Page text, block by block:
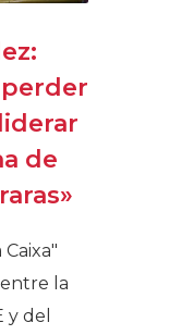
de
la
y del